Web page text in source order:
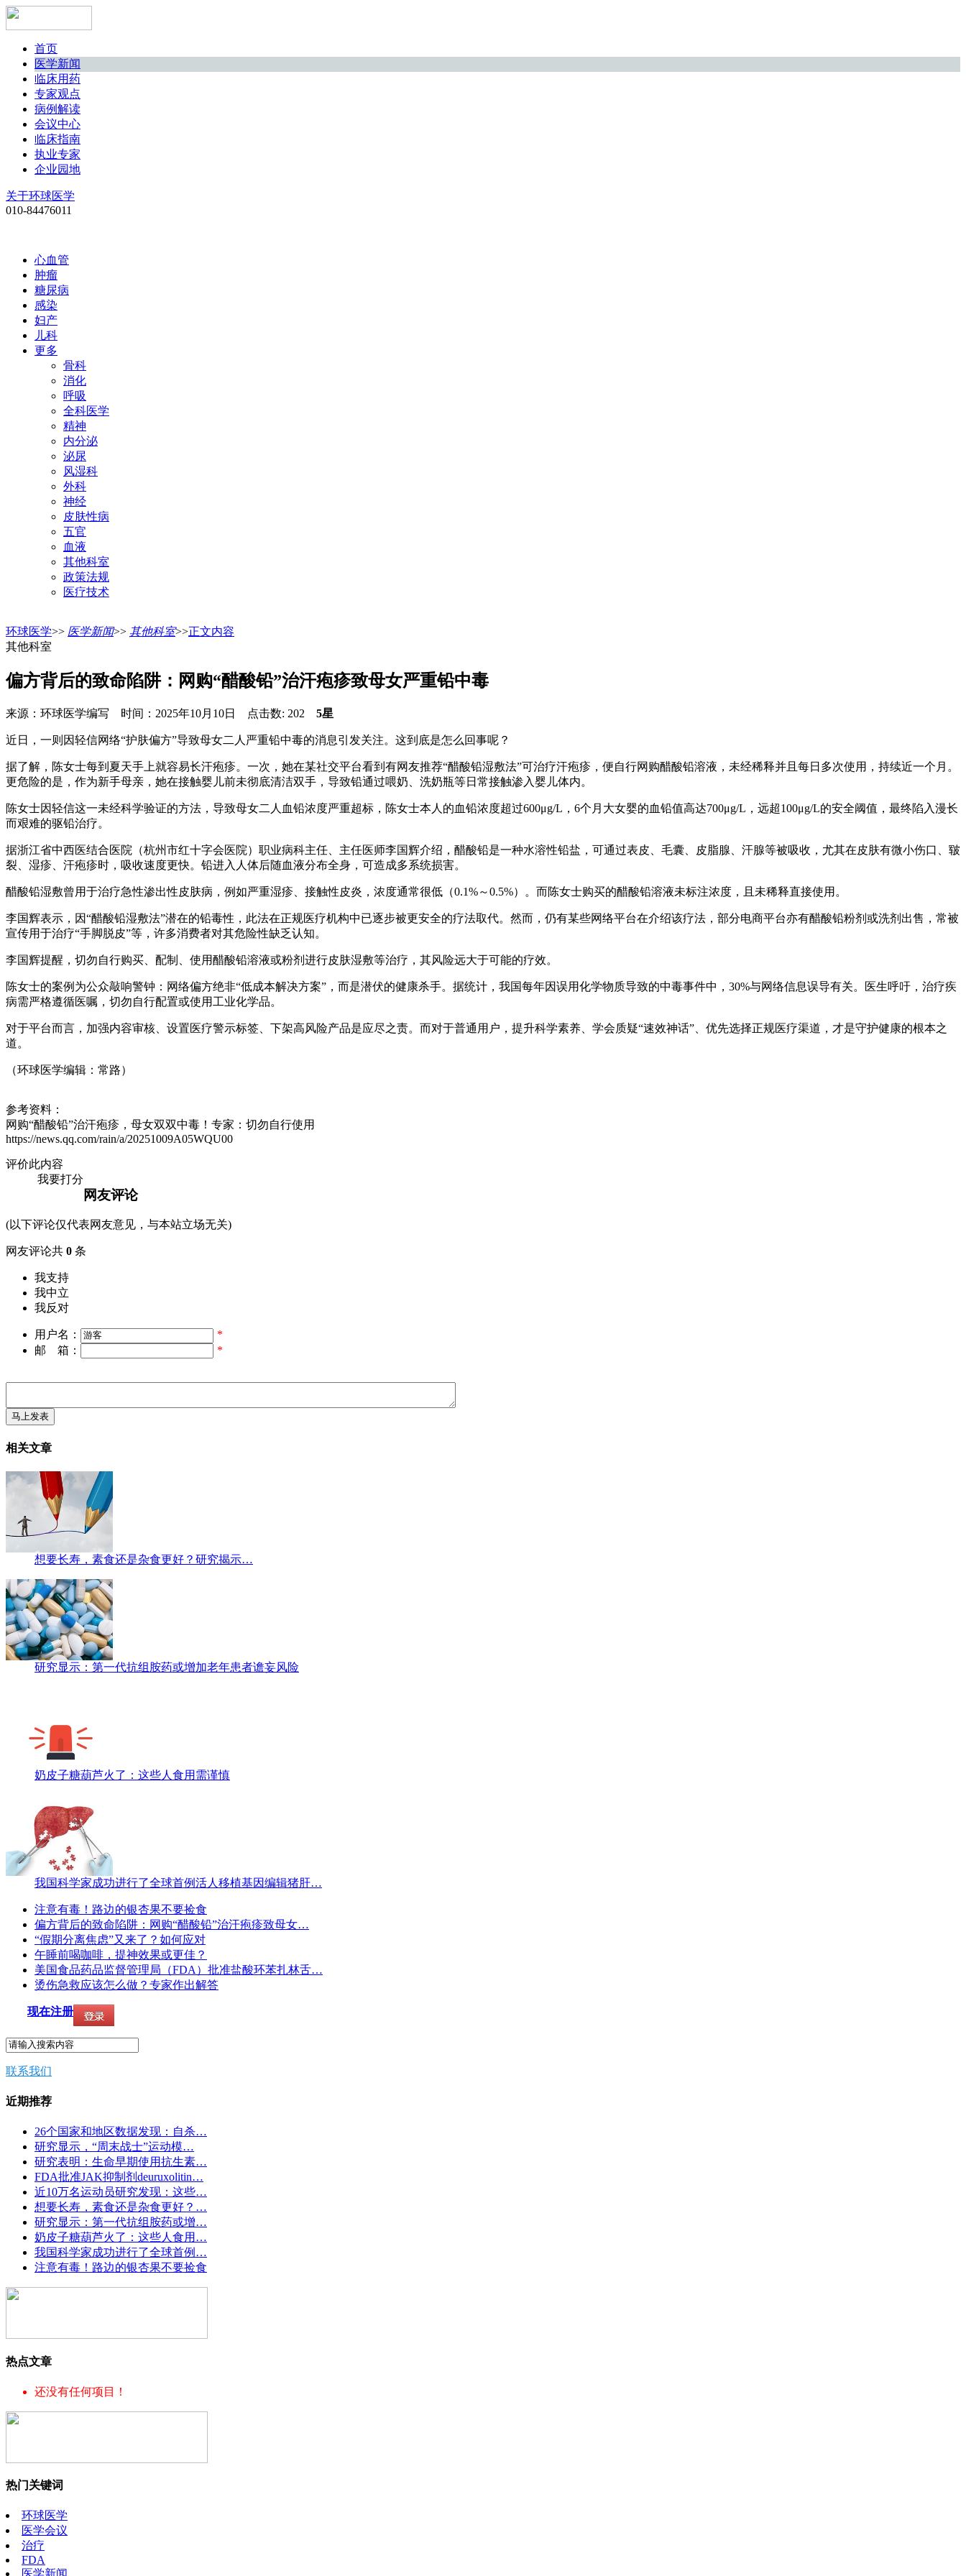
首页
医学新闻
临床用药
专家观点
病例解读
会议中心
临床指南
执业专家
企业园地
关于环球医学
010-84476011
心血管
肿瘤
糖尿病
感染
妇产
儿科
更多
骨科
消化
呼吸
全科医学
精神
内分泌
泌尿
风湿科
外科
神经
皮肤性病
五官
血液
其他科室
政策法规
医疗技术
环球医学>> 医学新闻>> 其他科室>>正文内容
其他科室
偏方背后的致命陷阱：网购“醋酸铅”治汗疱疹致母女严重铅中毒
来源：环球医学编写 时间：2025年10月10日 点击数: 202 5星
近日，一则因轻信网络“护肤偏方”导致母女二人严重铅中毒的消息引发关注。这到底是怎么回事呢？
据了解，陈女士每到夏天手上就容易长汗疱疹。一次，她在某社交平台看到有网友推荐“醋酸铅湿敷法”可治疗汗疱疹，便自行网购醋酸铅溶液，未经稀释并且每日多次使用，持续近一个月。
更危险的是，作为新手母亲，她在接触婴儿前未彻底清洁双手，导致铅通过喂奶、洗奶瓶等日常接触渗入婴儿体内。
陈女士因轻信这一未经科学验证的方法，导致母女二人血铅浓度严重超标，陈女士本人的血铅浓度超过600μg/L，6个月大女婴的血铅值高达700μg/L，远超100μg/L的安全阈值，最终陷入漫长
而艰难的驱铅治疗。
据浙江省中西医结合医院（杭州市红十字会医院）职业病科主任、主任医师李国辉介绍，醋酸铅是一种水溶性铅盐，可通过表皮、毛囊、皮脂腺、汗腺等被吸收，尤其在皮肤有微小伤口、皲
裂、湿疹、汗疱疹时，吸收速度更快。铅进入人体后随血液分布全身，可造成多系统损害。
醋酸铅湿敷曾用于治疗急性渗出性皮肤病，例如严重湿疹、接触性皮炎，浓度通常很低（0.1%～0.5%）。而陈女士购买的醋酸铅溶液未标注浓度，且未稀释直接使用。
李国辉表示，因“醋酸铅湿敷法”潜在的铅毒性，此法在正规医疗机构中已逐步被更安全的疗法取代。然而，仍有某些网络平台在介绍该疗法，部分电商平台亦有醋酸铅粉剂或洗剂出售，常被
宣传用于治疗“手脚脱皮”等，许多消费者对其危险性缺乏认知。
李国辉提醒，切勿自行购买、配制、使用醋酸铅溶液或粉剂进行皮肤湿敷等治疗，其风险远大于可能的疗效。
陈女士的案例为公众敲响警钟：网络偏方绝非“低成本解决方案”，而是潜伏的健康杀手。据统计，我国每年因误用化学物质导致的中毒事件中，30%与网络信息误导有关。医生呼吁，治疗疾
病需严格遵循医嘱，切勿自行配置或使用工业化学品。
对于平台而言，加强内容审核、设置医疗警示标签、下架高风险产品是应尽之责。而对于普通用户，提升科学素养、学会质疑“速效神话”、优先选择正规医疗渠道，才是守护健康的根本之
道。
（环球医学编辑：常路）
参考资料：
网购“醋酸铅”治汗疱疹，母女双双中毒！专家：切勿自行使用
https://news.qq.com/rain/a/20251009A05WQU00
评价此内容
我要打分
网友评论
(以下评论仅代表网友意见，与本站立场无关)
网友评论共 0 条
我支持
我中立
我反对
用户名：
*
邮 箱：
*
相关文章
想要长寿，素食还是杂食更好？研究揭示…
研究显示：第一代抗组胺药或增加老年患者谵妄风险
奶皮子糖葫芦火了：这些人食用需谨慎
我国科学家成功进行了全球首例活人移植基因编辑猪肝…
注意有毒！路边的银杏果不要捡食
偏方背后的致命陷阱：网购“醋酸铅”治汗疱疹致母女…
“假期分离焦虑”又来了？如何应对
午睡前喝咖啡，提神效果或更佳？
美国食品药品监督管理局（FDA）批准盐酸环苯扎林舌…
烫伤急救应该怎么做？专家作出解答
现在注册
联系我们
近期推荐
26个国家和地区数据发现：自杀…
研究显示，“周末战士”运动模…
研究表明：生命早期使用抗生素…
FDA批准JAK抑制剂deuruxolitin…
近10万名运动员研究发现：这些…
想要长寿，素食还是杂食更好？…
研究显示：第一代抗组胺药或增…
奶皮子糖葫芦火了：这些人食用…
我国科学家成功进行了全球首例…
注意有毒！路边的银杏果不要捡食
热点文章
还没有任何项目！
热门关键词
环球医学
医学会议
治疗
FDA